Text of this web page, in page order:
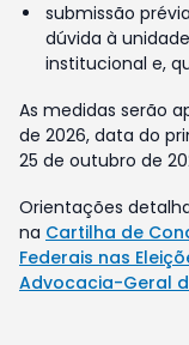
submissão
dúvida à
institucional e,
As medidas serão
de 2026, data do
25 de outubro de
Orientações
na Cartilha de
Federais nas
Advocacia-Geral